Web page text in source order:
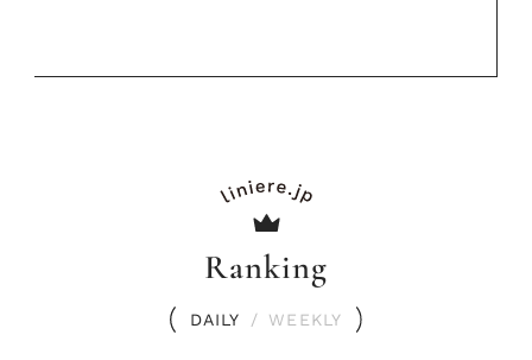
Ranking
DAILY / WEEKLY